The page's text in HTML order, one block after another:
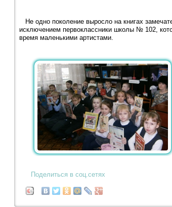
Не одно поколение выросло на книгах
исключением первоклассники школы № 102,
время маленькими артистами.
Поделиться в соц.сетях